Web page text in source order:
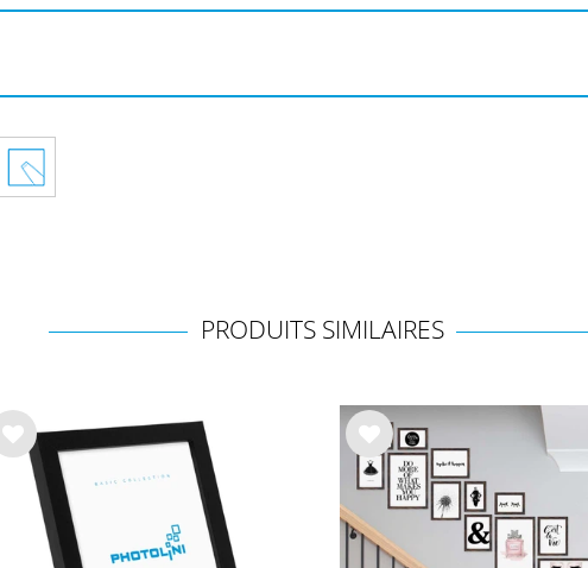
PRODUITS SIMILAIRES
List
List
e de
hait
s